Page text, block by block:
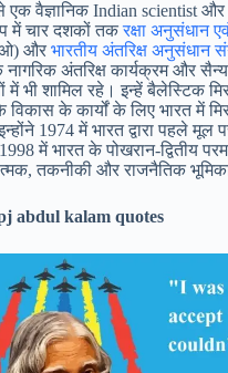
वैज्ञानिक Indian scientist और
में चार दशकों तकरक्षा अनुसंधान
और भारतीय अंतरिक्ष अनुसंधान
अंतरिक्ष कार्यक्रम और
में भी शामिल रहे। इन्हें बैलेस्टिक
के विकास के कार्यों के लिए भारत में
1974 में भारत द्वारा पहले मूल
में भारत के पोखरान-द्वितीय
तकनीकी और राजनैतिक
abdul kalam quotes